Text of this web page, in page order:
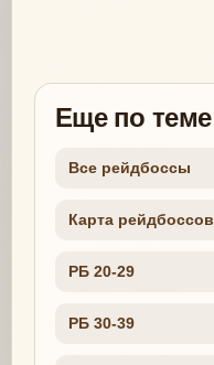
Еще по теме
Все рейдбоссы
Карта рейдбоссов
РБ 20-29
РБ 30-39